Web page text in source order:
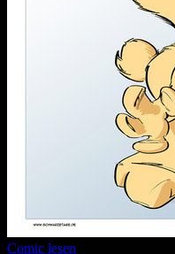
Comic lesen